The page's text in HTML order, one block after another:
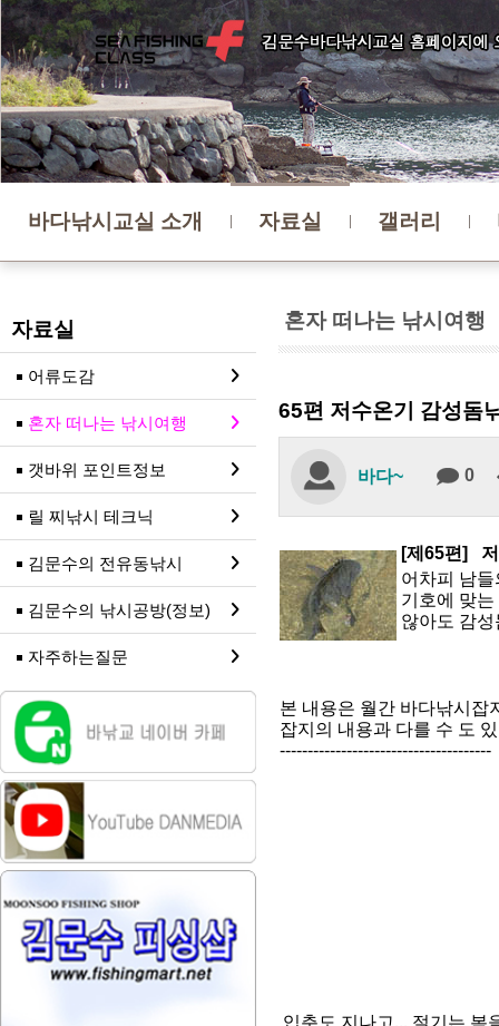
바다낚시교실 소개 자료실 갤러리
혼자 떠나는 낚시여행
자료실
어류도감
혼자 떠나는 낚시여행
갯바위 포인트정보
릴 찌낚시 테크닉
김문수의 전유동낚시
김문수의 낚시공방(정보)
자주하는질문
65편 저수온기 감성돔
바다~ 0
[제65편]
어차피 남
기호에 맞
않아도 감
본 내용은 월간 바다낚시잡
잡지의 내용과 다를 수 도
--------------------------------------
입춘도 지나고... 절기는 봄